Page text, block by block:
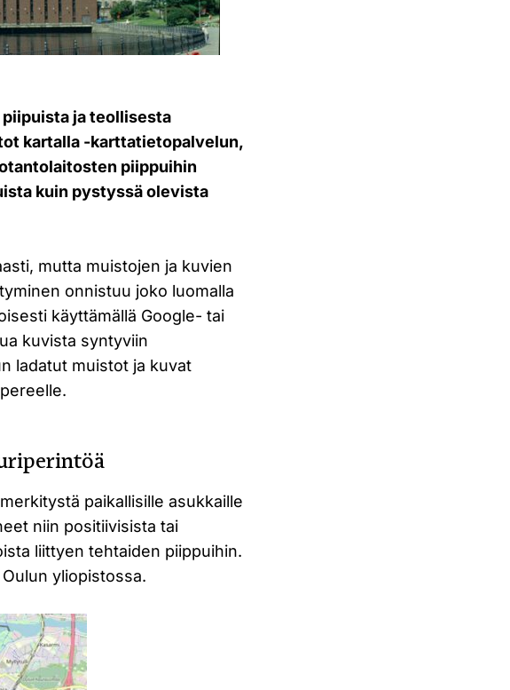
ja teollisesta
kartalla -karttatietopalvelun,
piippuihin
kuin pystyssä olevista
mutta muistojen ja kuvien
onnistuu joko luomalla
käyttämällä Google- tai
kuvista syntyviin
ladatut muistot ja kuvat
paikallisille asukkaille
niin positiivisista tai
liittyen tehtaiden piippuihin.
yliopistossa.